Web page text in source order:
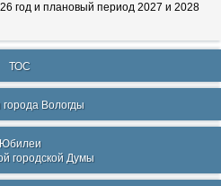
год и плановый период 2027 и 2028
ТОС
города Вологды
Юбилеи
городской Думы